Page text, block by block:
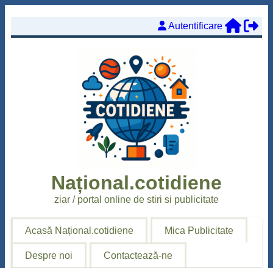
Autentificare
Național.cotidiene
ziar / portal online de stiri si publicitate
Acasă Național.cotidiene Mica Publicitate
Despre noi Contactează-ne